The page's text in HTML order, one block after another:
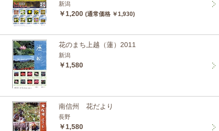
新潟
￥1,200 (通常価格 ￥1,930)
花のまち上越（蓮）2011
新潟
￥1,580
南信州 花だより
長野
￥1,580